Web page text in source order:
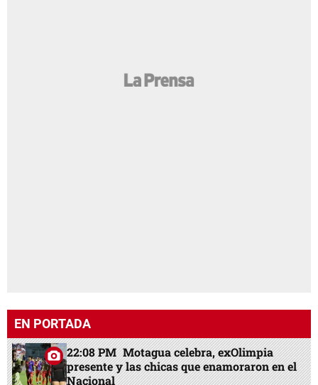
EN PORTADA
22:08 PM Motagua celebra, exOlimpia
presente y las chicas que enamoraron en el
Nacional